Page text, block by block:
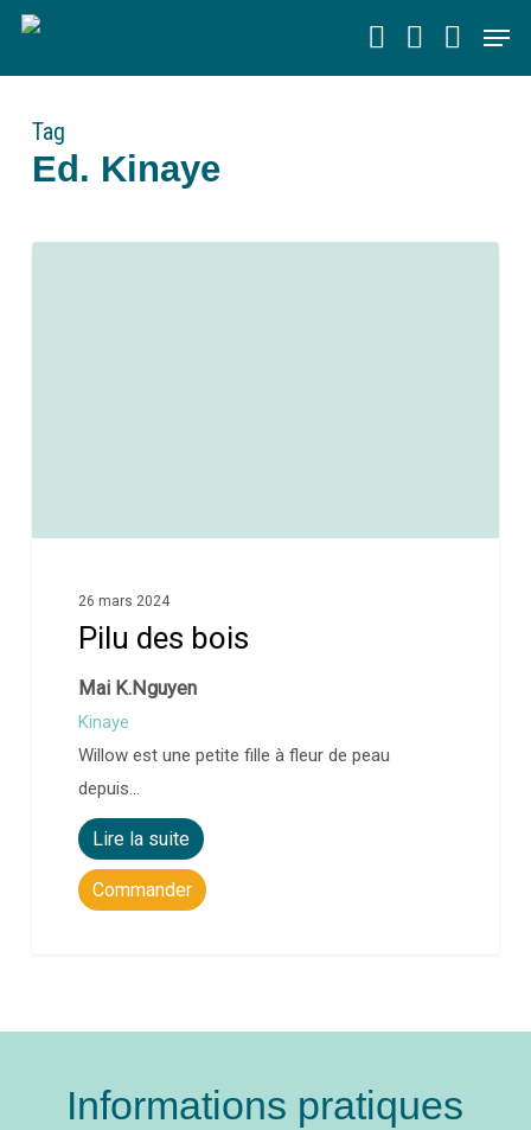
Skip
main
Tag
Ed. Kinaye
26 mars 2024
Pilu des bois
Mai K.Nguyen
Kinaye
Willow est une petite fille à fleur de peau
depuis…
Lire la suite
Commander
Informations pratiques